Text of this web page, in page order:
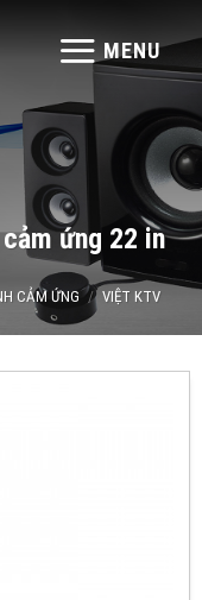
MENU
ứng 22 in
CẢM ỨNG / VIỆT KTV